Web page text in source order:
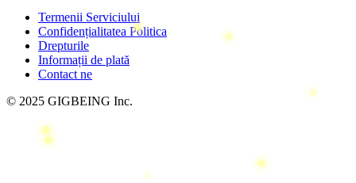
Termenii Serviciului
Confidențialitatea Politica
Drepturile
Informații de plată
Contact ne
© 2025 GIGBEING Inc.